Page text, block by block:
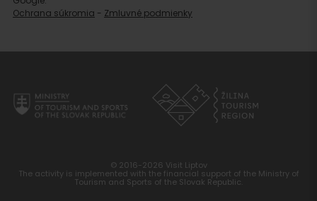
Ochrana súkromia - Zmluvné podmienky
© 2016-2026 Visit Liptov
The activity is implemented with the financial support of the Ministry of
Tourism and Sports of the Slovak Republic.